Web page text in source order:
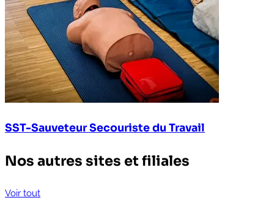
SST-Sauveteur Secouriste du Travail
Nos autres sites et filiales
Voir tout